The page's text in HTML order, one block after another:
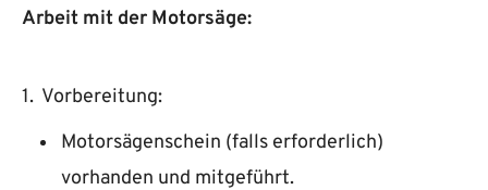
Arbeit mit der Motorsäge:
Vorbereitung:
Motorsägenschein (falls erforderlich)
vorhanden und mitgeführt.